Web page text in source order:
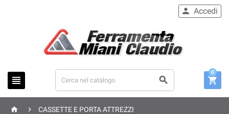
 
 Accedi

0
 
CASSETTE E PORTA ATTREZZI